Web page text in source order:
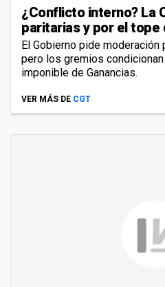
¿Conflicto interno? La
paritarias y por el tope
El Gobierno pide moderación
pero los gremios
imponible de Ganancias.
VER MÁS DE CGT